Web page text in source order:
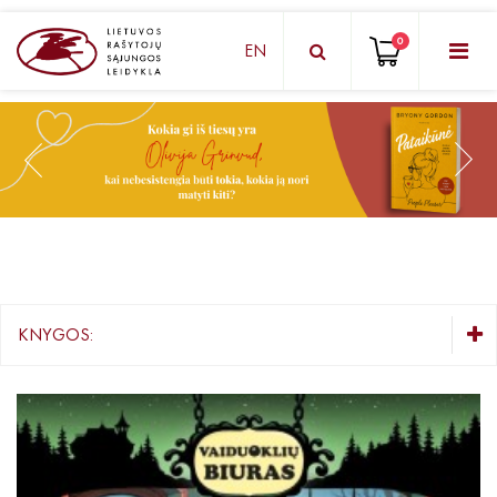
KNYGŲ DĖŽUTĖ - STAIGMENA
Grožinė literatūra
Knygos su autografais
KNYGOS PIGIAU
EN 0
KNYGOS:
Grožinė literatūra
Knygos vaikams ir paaugliams
Negrožinė literatūra